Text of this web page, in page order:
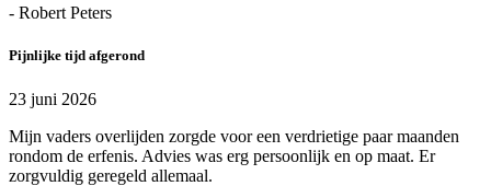
- Robert Peters
Pijnlijke tijd afgerond
23 juni 2026
Mijn vaders overlijden zorgde voor een verdrietige paar maanden
rondom de erfenis. Advies was erg persoonlijk en op maat. Er
zorgvuldig geregeld allemaal.